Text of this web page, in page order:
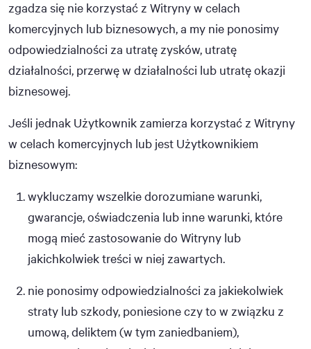
zgadza się nie korzystać z Witryny w celach
komercyjnych lub biznesowych, a my nie ponosimy
odpowiedzialności za utratę zysków, utratę
działalności, przerwę w działalności lub utratę okazji
biznesowej.
Jeśli jednak Użytkownik zamierza korzystać z Witryny
w celach komercyjnych lub jest Użytkownikiem
biznesowym:
wykluczamy wszelkie dorozumiane warunki,
gwarancje, oświadczenia lub inne warunki, które
mogą mieć zastosowanie do Witryny lub
jakichkolwiek treści w niej zawartych.
nie ponosimy odpowiedzialności za jakiekolwiek
straty lub szkody, poniesione czy to w związku z
umową, deliktem (w tym zaniedbaniem),